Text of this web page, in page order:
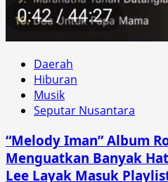
Daerah
Hiburan
Musik
Seputar Nusantara
“Melody Iman” Album
Menguatkan Banyak
Lee Layak Masuk